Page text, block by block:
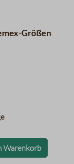
Größen
Warenkorb